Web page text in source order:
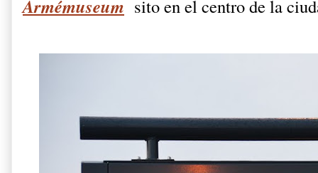
Armémuseum sito en el centro de la